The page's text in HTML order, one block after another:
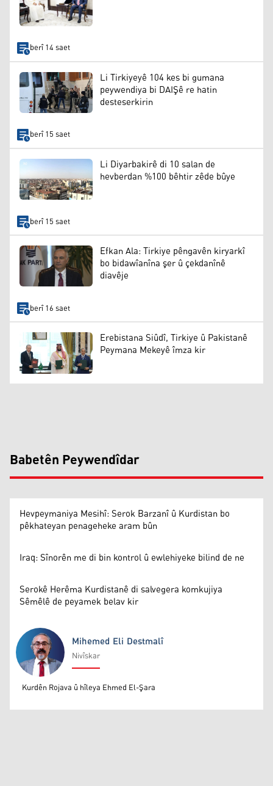
berî 14 saet
Li Tirkiyeyê 104 kes bi gumana
peywendiya bi DAIŞê re hatin
desteserkirin
berî 15 saet
Li Diyarbakirê di 10 salan de
hevberdan %100 bêhtir zêde bûye
berî 15 saet
Efkan Ala: Tirkiye pêngavên kiryarkî
bo bidawîanîna şer û çekdanînê
diavêje
berî 16 saet
Erebistana Siûdî, Tirkiye û Pakistanê
Peymana Mekeyê îmza kir
Babetên Peywendîdar
Hevpeymaniya Mesihî: Serok Barzanî û Kurdistan bo
pêkhateyan penageheke aram bûn
Iraq: Sînorên me di bin kontrol û ewlehiyeke bilind de ne
Serokê Herêma Kurdistanê di salvegera komkujiya
Sêmêlê de peyamek belav kir
Mihemed Eli Destmalî
Mihemed Eli Destmalî
Nivîskar
Kurdên Rojava û hîleya Ehmed El-Şara